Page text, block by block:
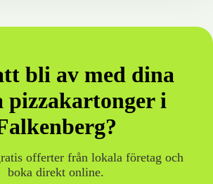
bli av med dina
pizzakartongeri
?
offerter från lokala företag och
boka direkt online.